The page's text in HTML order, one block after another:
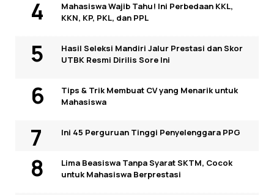
Mahasiswa Wajib Tahu! Ini Perbedaan KKL,
KKN, KP, PKL, dan PPL
Hasil Seleksi Mandiri Jalur Prestasi dan Skor
UTBK Resmi Dirilis Sore Ini
Tips & Trik Membuat CV yang Menarik untuk
Mahasiswa
Ini 45 Perguruan Tinggi Penyelenggara PPG
Lima Beasiswa Tanpa Syarat SKTM, Cocok
untuk Mahasiswa Berprestasi